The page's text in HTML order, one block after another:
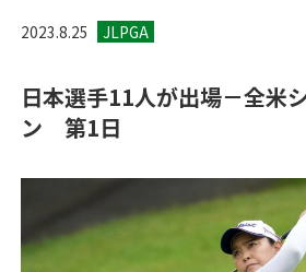
2023.8.25
日本選手11人が出場－全米
ン 第1日